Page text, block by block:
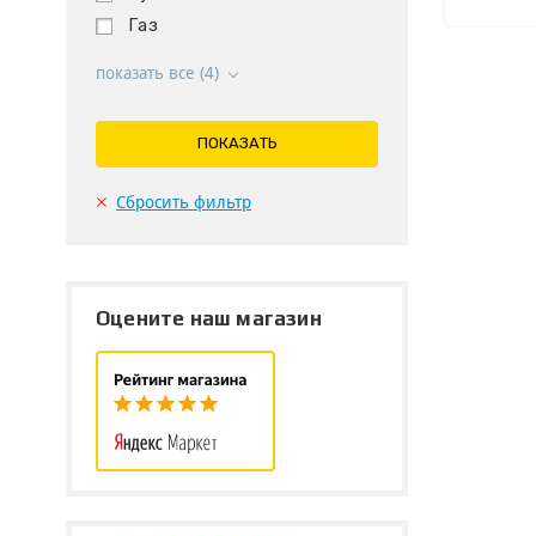
Газ
показать все (4)
ПОКАЗАТЬ
Сбросить фильтр
Оцените наш магазин